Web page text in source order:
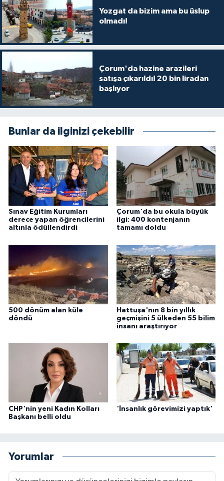
Yozgat da bizim ama bu üslup
olmadı!
Çorum'da hazine arazileri
satışa çıkarıldı! 20 bin liradan
başlıyor
Bunlar da ilginizi çekebilir
Sınav Eğitim Kurumları
derece yapan öğrencilerini
altınla ödüllendirdi
Çorum'da bu okula büyük
ilgi: 400 kontenjanın
tamamı doldu
500 dönüm alan küle
döndü
Hattuşa'nın 8 bin yıllık
geçmişini 5 ülkeden 55 bilim
insanı araştırıyor
CHP'nin yeni Kadın Kolları
Başkanı belli oldu
'İnsanlık görevimizi yaptık'
Yorumlar